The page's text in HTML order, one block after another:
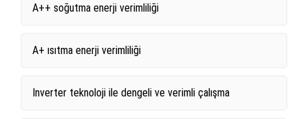
A++ soğutma enerji verimliliği
A+ ısıtma enerji verimliliği
Inverter teknoloji ile dengeli ve verimli çalışma